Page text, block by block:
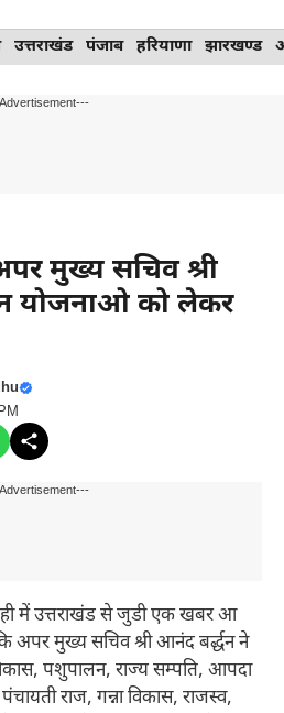
उत्तराखंड पंजाब हरियाणा झारखण्ड
मुख्य सचिव श्री
योजनाओ को लेकर
में उत्तराखंड से जुडी एक खबर आ
अपर मुख्य सचिव श्री आनंद बर्द्धन ने
पशुपालन, राज्य सम्पति, आपदा
राज, गन्ना विकास, राजस्व,